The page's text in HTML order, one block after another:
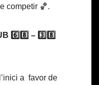
competir 🏀.
6️⃣8️⃣ – 3️⃣8️⃣
a favor de